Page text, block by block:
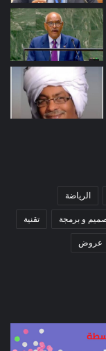
الرياضة
و برمجة تقنية
عروض